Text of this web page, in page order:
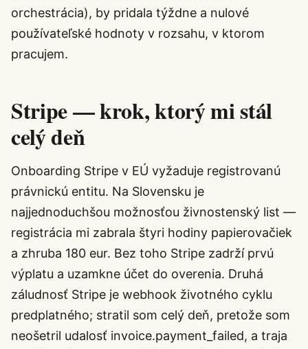
orchestrácia), by pridala týždne a nulové
používateľské hodnoty v rozsahu, v ktorom
pracujem.
Stripe — krok, ktorý mi stál
celý deň
Onboarding Stripe v EÚ vyžaduje registrovanú
právnickú entitu. Na Slovensku je
najjednoduchšou možnosťou živnostenský list —
registrácia mi zabrala štyri hodiny papierovačiek
a zhruba 180 eur. Bez toho Stripe zadrží prvú
výplatu a uzamkne účet do overenia. Druhá
záludnosť Stripe je webhook životného cyklu
predplatného; stratil som celý deň, pretože som
neošetril udalosť invoice.payment_failed, a traja